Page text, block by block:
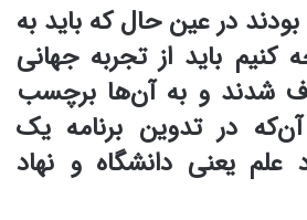
در عین حال که باید به
کنیم باید از تجربه جهانی
شدند و به آن‌ها برچسب
در تدوین برنامه یک
یعنی دانشگاه و نهاد